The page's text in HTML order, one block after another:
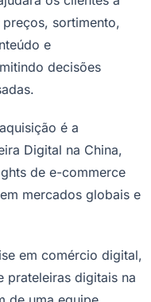
sortimento,
e
decisões
é a
Digital na China,
de e-commerce
mercados globais e
em comércio digital,
prateleiras digitais na